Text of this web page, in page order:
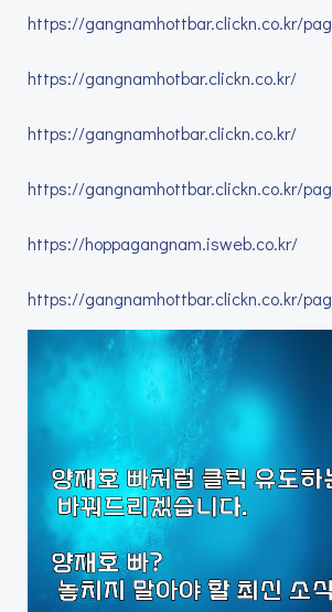
https://gangnamhottbar.clickn.co.kr/
https://gangnamhotbar.clickn.co.kr/
https://gangnamhotbar.clickn.co.kr/
https://gangnamhottbar.clickn.co.kr/
https://hoppagangnam.isweb.co.kr/
https://gangnamhottbar.clickn.co.kr/